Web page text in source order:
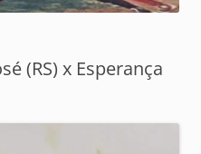
(RS) x Esperança